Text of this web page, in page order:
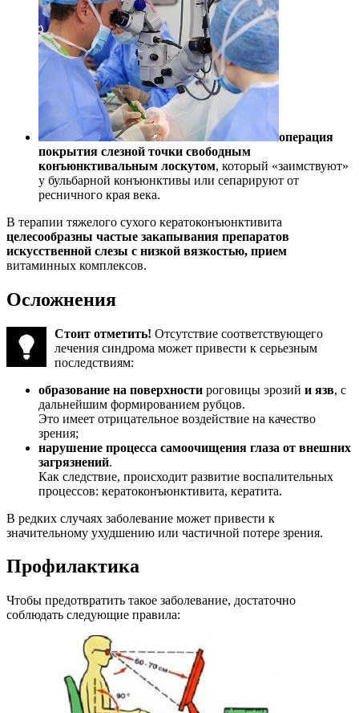
операция
покрытия слезной точки свободным
конъюнктивальным лоскутом, который «заимствуют»
у бульбарной конъюнктивы или сепарируют от
ресничного края века.
В терапии тяжелого сухого кератоконъюнктивита
целесообразны частые закапывания препаратов
искусственной слезы с низкой вязкостью, прием
витаминных комплексов.
Осложнения
Стоит отметить! Отсутствие соответствующего
лечения синдрома может привести к серьезным
последствиям:
образование на поверхности роговицы эрозий и язв, с
дальнейшим формированием рубцов.
Это имеет отрицательное воздействие на качество
зрения;
нарушение процесса самоочищения глаза от внешних
загрязнений.
Как следствие, происходит развитие воспалительных
процессов: кератоконъюнктивита, кератита.
В редких случаях заболевание может привести к
значительному ухудшению или частичной потере зрения.
Профилактика
Чтобы предотвратить такое заболевание, достаточно
соблюдать следующие правила: